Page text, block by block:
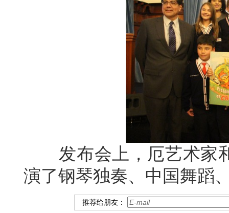
发布会上，厄艺术家和
演了钢琴独奏、中国舞蹈
推荐给朋友：